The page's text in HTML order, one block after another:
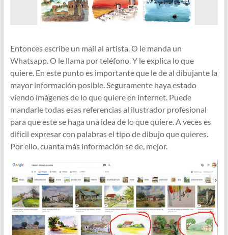
Entonces escribe un mail al artista. O le manda un
Whatsapp. O le llama por teléfono. Y le explica lo que
quiere. En este punto es importante que le de al dibujante la
mayor información posible. Seguramente haya estado
viendo imágenes de lo que quiere en internet. Puede
mandarle todas esas referencias al ilustrador profesional
para que este se haga una idea de lo que quiere. A veces es
difícil expresar con palabras el tipo de dibujo que quieres.
Por ello, cuanta más información se de, mejor.